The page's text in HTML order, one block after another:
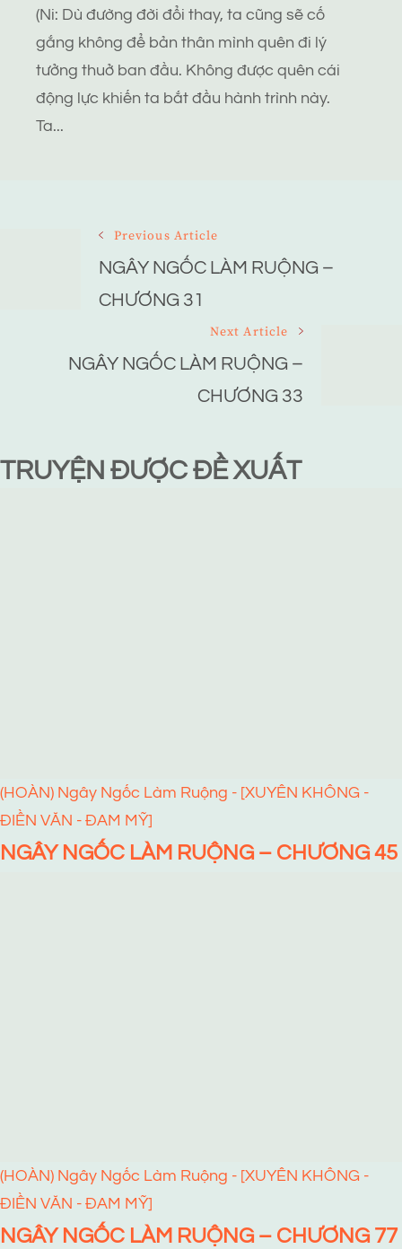
(Ni: Dù đường đời đổi thay, ta cũng sẽ cố
gắng không để bản thân mình quên đi lý
tưởng thuở ban đầu. Không được quên cái
động lực khiến ta bắt đầu hành trình này.
Ta...
Navigation
Previous Article
NGÂY NGỐC LÀM RUỘNG –
CHƯƠNG 31
Next Article
NGÂY NGỐC LÀM RUỘNG –
CHƯƠNG 33
TRUYỆN ĐƯỢC ĐỀ XUẤT
(HOÀN) Ngây Ngốc Làm Ruộng - [XUYÊN KHÔNG -
ĐIỀN VĂN - ĐAM MỸ]
NGÂY NGỐC LÀM RUỘNG – CHƯƠNG 45
(HOÀN) Ngây Ngốc Làm Ruộng - [XUYÊN KHÔNG -
ĐIỀN VĂN - ĐAM MỸ]
NGÂY NGỐC LÀM RUỘNG – CHƯƠNG 77